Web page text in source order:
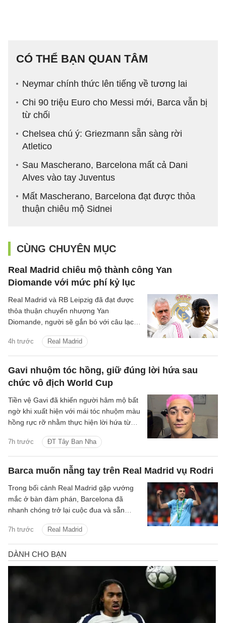
CÓ THỂ BẠN QUAN TÂM
Neymar chính thức lên tiếng về tương lai
Chi 90 triệu Euro cho Messi mới, Barca vẫn bị
từ chối
Chelsea chú ý: Griezmann sẵn sàng rời
Atletico
Sau Mascherano, Barcelona mất cả Dani
Alves vào tay Juventus
Mất Mascherano, Barcelona đạt được thỏa
thuận chiêu mộ Sidnei
CÙNG CHUYÊN MỤC
Real Madrid chiêu mộ thành công Yan
Diomande với mức phí kỷ lục
4h trước Real Madrid
Real Madrid và RB Leipzig đã đạt được
thỏa thuận chuyển nhượng Yan
Diomande, người sẽ gắn bó với câu lạc
ngày 30 tháng 6 năm 2033.
Gavi nhuộm tóc hồng, giữ đúng lời hứa sau
chức vô địch World Cup
7h trước ĐT Tây Ban Nha
Tiền vệ Gavi đã khiến người hâm mộ bất
ngờ khi xuất hiện với mái tóc nhuộm màu
hồng rực rỡ nhằm thực hiện lời hứa từng
World Cup 2026.
Barca muốn nẫng tay trên Real Madrid vụ Rodri
7h trước Real Madrid
Trong bối cảnh Real Madrid gặp vướng
mắc ở bàn đàm phán, Barcelona đã
nhanh chóng trở lại cuộc đua và sẵn
vệ Rodri.